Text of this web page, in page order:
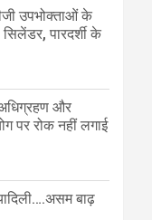
उपभोक्ताओं के
पारदर्शी के
और
पर रोक नहीं लगाई
बाढ़